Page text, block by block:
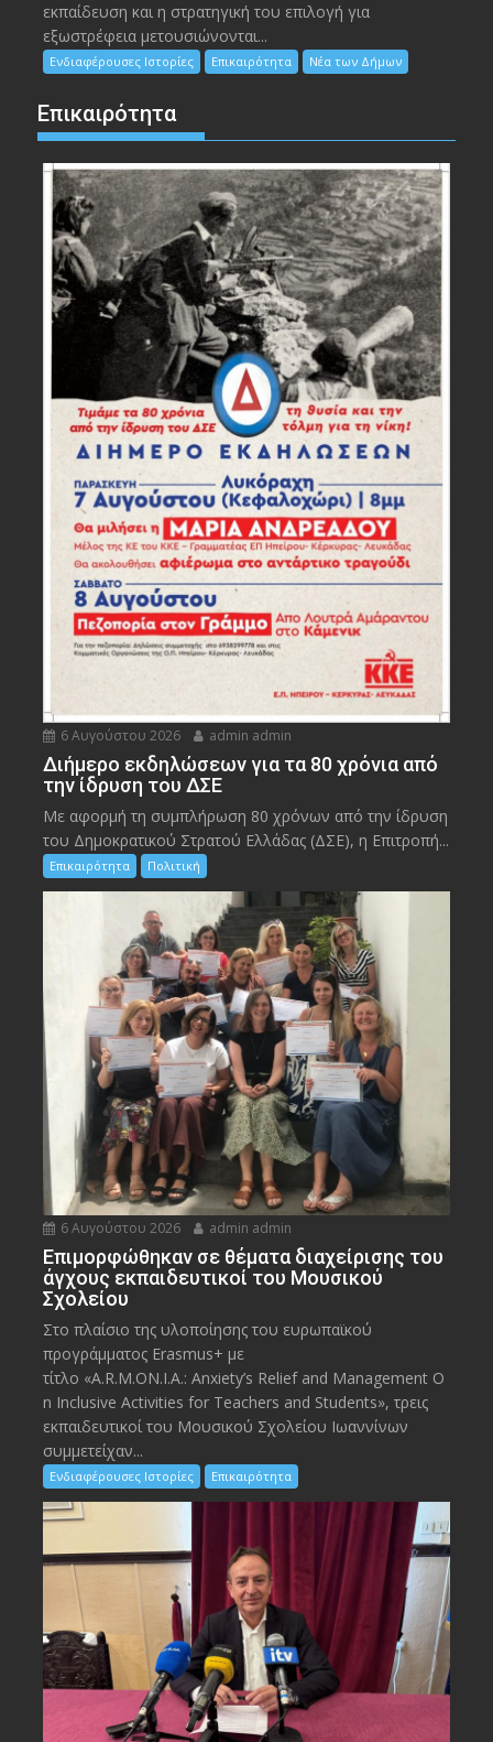
εκπαίδευση και η στρατηγική του επιλογή για
εξωστρέφεια μετουσιώνονται...
Ενδιαφέρουσες Ιστορίες Επικαιρότητα Νέα των Δήμων
Επικαιρότητα
6 Αυγούστου 2026 admin admin
Διήμερο εκδηλώσεων για τα 80 χρόνια από
την ίδρυση του ΔΣΕ
Με αφορμή τη συμπλήρωση 80 χρόνων από την ίδρυση
του Δημοκρατικού Στρατού Ελλάδας (ΔΣΕ), η Επιτροπή...
Επικαιρότητα Πολιτική
6 Αυγούστου 2026 admin admin
Eπιμορφώθηκαν σε θέματα διαχείρισης του
άγχους εκπαιδευτικοί του Μουσικού
Σχολείου
Στο πλαίσιο της υλοποίησης του ευρωπαϊκού
προγράμματος Erasmus+ με
τίτλο «A.R.M.ON.I.A.: Anxiety’s Relief and Management O
n Inclusive Activities for Teachers and Students», τρεις
εκπαιδευτικοί του Μουσικού Σχολείου Ιωαννίνων
συμμετείχαν...
Ενδιαφέρουσες Ιστορίες Επικαιρότητα